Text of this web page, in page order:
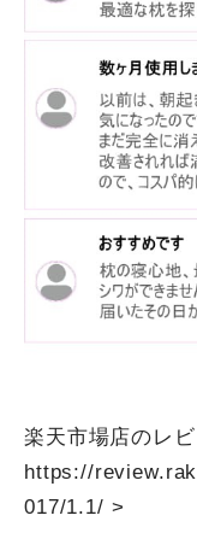
楽天市場店のレ
https://
017/1.1/ >